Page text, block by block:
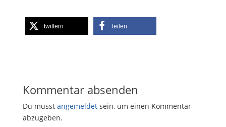
twittern teilen
Kommentar absenden
Du musst angemeldetsein, um einen Kommentar
abzugeben.